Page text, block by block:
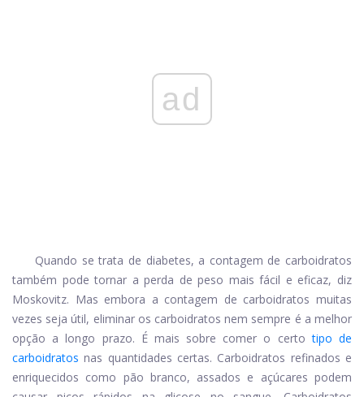
ad
Quando se trata de diabetes, a contagem de carboidratos
também pode tornar a perda de peso mais fácil e eficaz, diz
Moskovitz. Mas embora a contagem de carboidratos muitas
vezes seja útil, eliminar os carboidratos nem sempre é a melhor
opção a longo prazo. É mais sobre comer o certo tipo de
carboidratos nas quantidades certas. Carboidratos refinados e
enriquecidos como pão branco, assados ​​e açúcares podem